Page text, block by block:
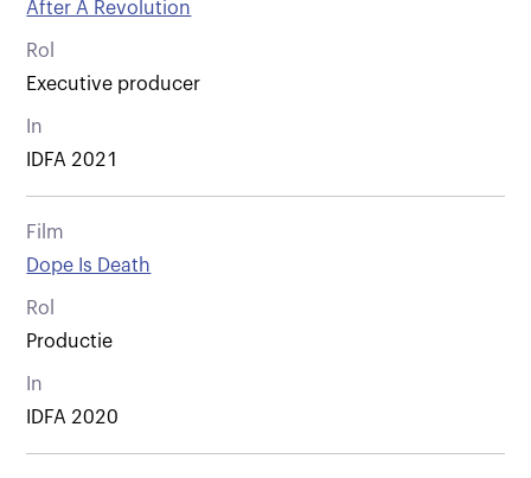
After A Revolution
Rol
Executive producer
In
IDFA 2021
Film
Dope Is Death
Rol
Productie
In
IDFA 2020